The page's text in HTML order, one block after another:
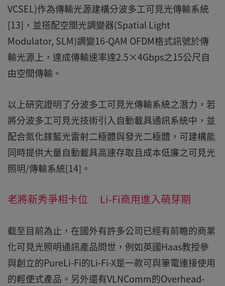
VCSEL)作為傳輸光源建構分波多工可見光傳輸系統
[13]，並搭配空間光調變器(Spatial Light
Modulator, SLM)調變16-QAM OFDM格式訊號於傳
輸光源上，達成傳輸速率達2.5×4Gbps之15公尺自
由空間傳輸。
以上研究證明了分波多工可見光傳輸系統之潛力，若
將分波多工可見光技術引入自動載具通訊系統中，並
配合氮化鎵藍光雷射二極體與發光二極體，可建構能
同時提供大量自動載具高速存取且成本低廉之可見光
照明/傳輸系統[14]。
老將新秀爭相卡位 Li-Fi商用進入萌芽期
截至目前為止，在國外有許多公司已經有前瞻的商業
化可見光照明通訊產品問世，例如英國Haas教授參
與創立的PureLi-Fi的Li-Fi-X是一款可與筆電連接使用
的輕便式產品。另外還有VLNComm的Overhead-